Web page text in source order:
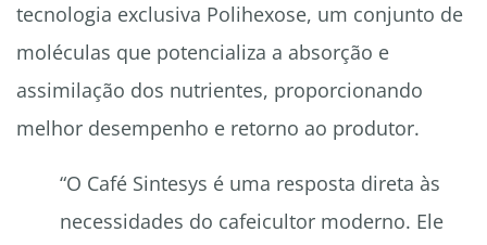
tecnologia exclusiva Polihexose, um conjunto de
moléculas que potencializa a absorção e
assimilação dos nutrientes, proporcionando
melhor desempenho e retorno ao produtor.
“O Café Sintesys é uma resposta direta às
necessidades do cafeicultor moderno. Ele